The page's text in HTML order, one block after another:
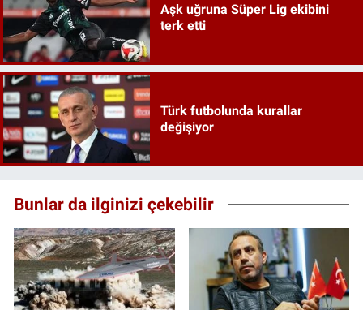
Aşk uğruna Süper Lig ekibini
terk etti
Türk futbolunda kurallar
değişiyor
Bunlar da ilginizi çekebilir